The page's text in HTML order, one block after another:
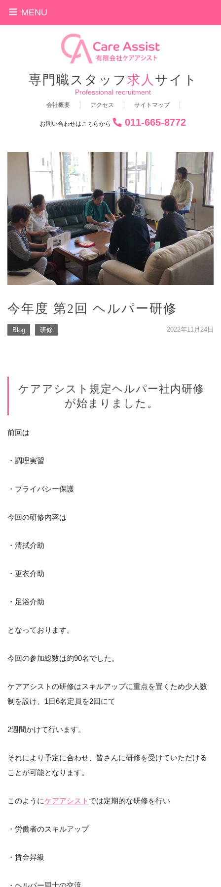
専門職スタッフ 求人 サイト
Professional recruitment
会社概要 アクセス サイトマップ
お問い合わせはこちらから 011-665-8772
MENU
今年度 第2回 ヘルパー研修
Blog 研修 2022年11月24日
ケアアシスト規定ヘルパー社内研修
が始まりました。
前回は
・調理実習
・プライバシー保護
今回の研修内容は
・清拭介助
・更衣介助
・足浴介助
となっております。
今回の参加総数は約90名でした。
ケアアシストの研修はスキルアップに重点を置くため少人数
制を設け、1日6名定員を2回にて
2週間かけて行います。
それにより予定に合わせ、皆さんに研修を受けていただける
ことが可能となります。
このようにケアアシスト では定期的な研修を行い
・労働者のスキルアップ
・賃金昇級